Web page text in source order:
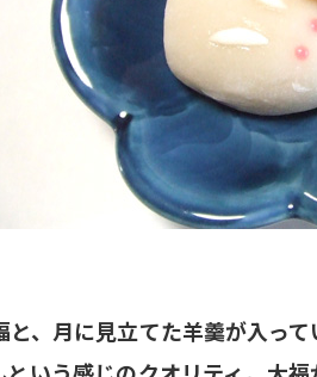
、月に見立てた羊羹が入っ